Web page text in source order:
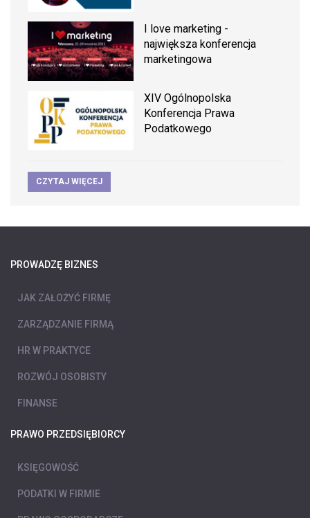
I love marketing -
największa konferencja
marketingowa
XIV Ogólnopolska
Konferencja Prawa
Podatkowego
CZYTAJ WIĘCEJ
PROWADZĘ BIZNES
JAK ZAŁOŻYĆ FIRMĘ
ZARZĄDZANIE FIRMĄ
HR W PRAKTYCE
ROZWÓJ OSOBISTY
FINANSE
PRAWO PRZEDSIĘBIORCY
KSIĘGOWOŚĆ
PODATKI W FIRMIE